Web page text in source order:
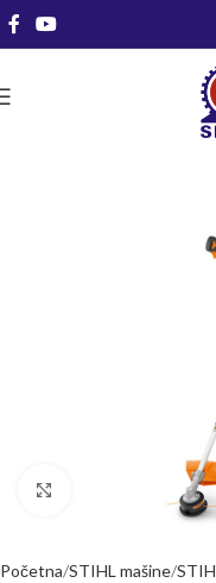
Kliknite za uvećanje
Početna STIHL mašine